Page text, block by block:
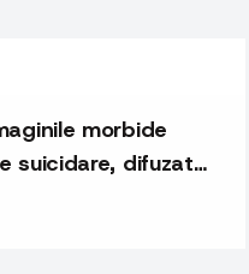
morbide
suicidare, difuzate